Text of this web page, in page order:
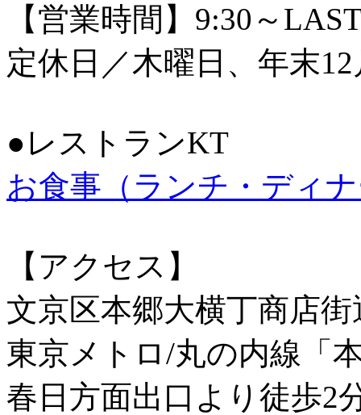
【営業時間】9:30～
定休日／木曜日、年末
●レストランKT
お食事（ランチ・ディ
【アクセス】
文京区本郷大横丁商店
東京メトロ/丸の内線「
春日方面出口より徒歩2